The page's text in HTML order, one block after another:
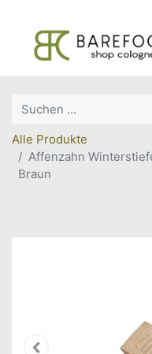
Alle Produkte
Affenzahn
Braun